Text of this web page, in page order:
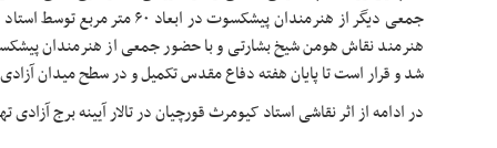
جمعی دیگر از هنرمندان پیشکسوت
هنرمند نقاش هومن شیخ بشارتی و با حضور جمعی از هنرمندان
شد و قرار است تا پایان هفته دفاع مقدس تکمیل و در سطح میدان
در ادامه از اثر نقاشی استاد کیومرث قورچیان در تالار آیینه برج